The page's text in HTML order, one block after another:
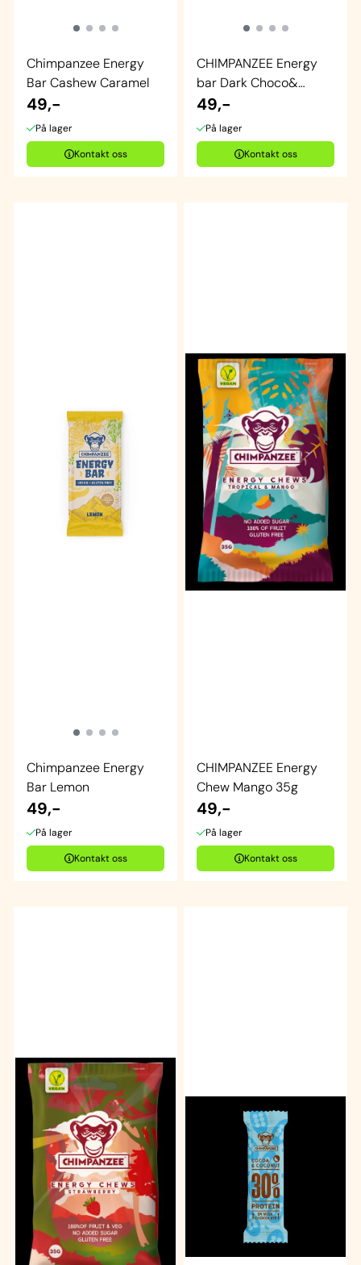
Chimpanzee Energy
Bar Cashew Caramel
49,-
På lager
Kontakt oss
CHIMPANZEE Energy
bar Dark Choco&
SeaSalt
49,-
På lager
Kontakt oss
Chimpanzee Energy
Bar Lemon
49,-
På lager
Kontakt oss
CHIMPANZEE Energy
Chew Mango 35g
49,-
På lager
Kontakt oss